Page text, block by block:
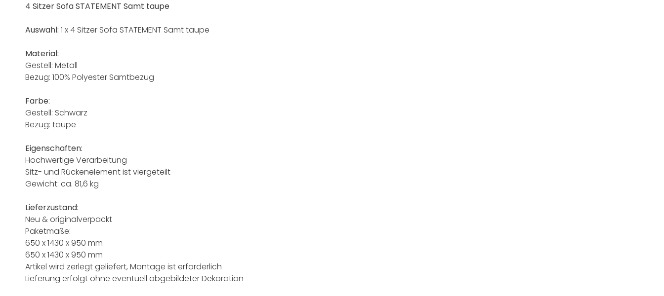
4 Sitzer Sofa STATEMENT Samt taupe
Auswahl: 1 x 4 Sitzer Sofa STATEMENT Samt taupe
Material:
Gestell: Metall
Bezug: 100% Polyester Samtbezug
Farbe:
Gestell: Schwarz
Bezug: taupe
Eigenschaften:
Hochwertige Verarbeitung
Sitz- und Rückenelement ist viergeteilt
Gewicht: ca. 81,6 kg
Lieferzustand:
Neu & originalverpackt
Paketmaße:
650 x 1430 x 950 mm
650 x 1430 x 950 mm
Artikel wird zerlegt geliefert, Montage ist erforderlich
Lieferung erfolgt ohne eventuell abgebildeter Dekoration